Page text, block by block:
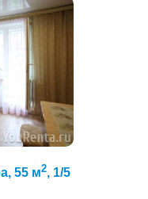
55 м2, 1/5